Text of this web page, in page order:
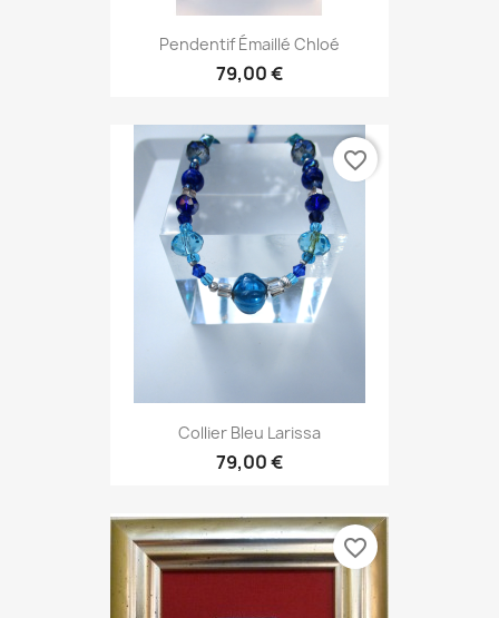
Pendentif Émaillé Chloé
79,00 €
Collier Bleu Larissa
79,00 €
favorite_border
favorite_border